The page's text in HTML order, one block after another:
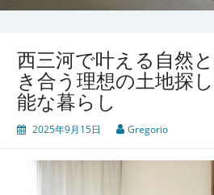
西三河で叶える自然
き合う理想の土地探
能な暮らし
2025年9月15日 Gregorio